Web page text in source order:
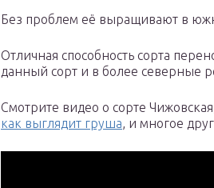
Без проблем её выращивают в
Отличная способность сорта
данный сорт и в более северные
Смотрите видео о сорте
как выглядит груша, и многое